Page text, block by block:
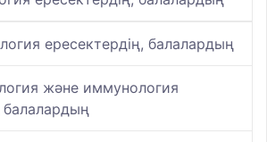
ересектердің, балалардың
және иммунология
балалардың